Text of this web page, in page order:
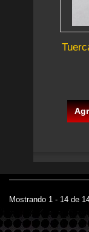
Mostrando 1 - 14 de